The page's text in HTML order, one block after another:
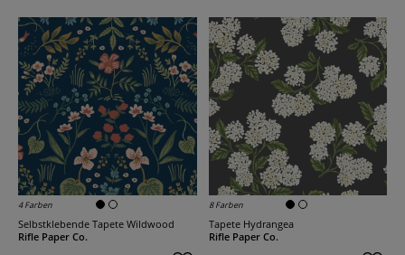
4 Farben
Selbstklebende Tapete Wildwood
Rifle Paper Co.
8 Farben
Tapete Hydrangea
Rifle Paper Co.